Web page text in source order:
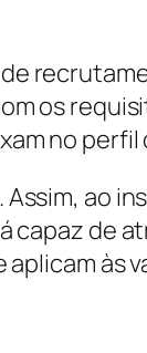
os
no perfil
ao
capaz de
às